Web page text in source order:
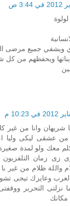
ويشفي جميع مرضى
ويحفظهم من كل
وانا من غير
عشقى ليكى وليا
معك ولو لمدة
زى زمان
واللة ظلام من غير
وعايزك تيجى
نزلتى التحرير
مكانك